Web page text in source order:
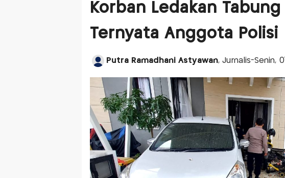
Korban Ledakan
Ternyata Anggota Polisi
Putra Ramadhani Astyawan, Jurnalis-Senin,